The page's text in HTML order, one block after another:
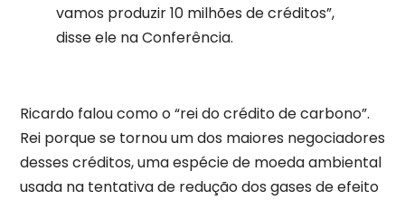
vamos produzir 10 milhões de créditos”,
disse ele na Conferência.
Ricardo falou como o “rei do crédito de carbono”.
Rei porque se tornou um dos maiores negociadores
desses créditos, uma espécie de moeda ambiental
usada na tentativa de redução dos gases de efeito